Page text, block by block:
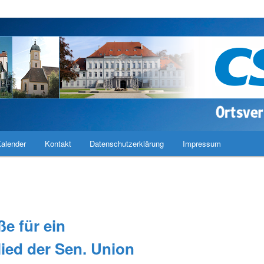
Haimhausen
Kontakt Datenschutzerklärung Impressum
für ein
der Sen. Union